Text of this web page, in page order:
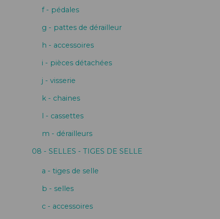
f - pédales
g - pattes de dérailleur
h - accessoires
i - pièces détachées
j - visserie
k - chaines
l - cassettes
m - dérailleurs
08 - SELLES - TIGES DE SELLE
a - tiges de selle
b - selles
c - accessoires